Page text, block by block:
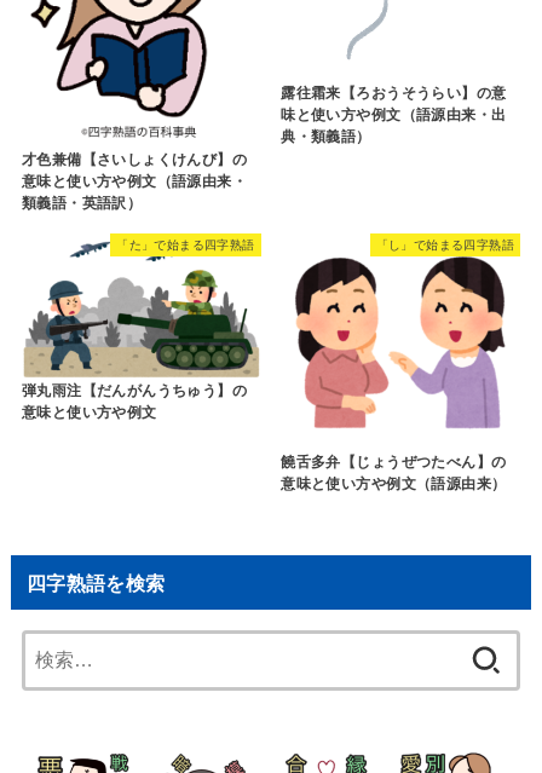
才色兼備【さいしょくけんび】の
意味と使い方や例文（語源由来・
類義語・英語訳）
露往霜来【ろおうそうらい】の意
味と使い方や例文（語源由来・出
典・類義語）
「た」で始まる四字熟語
弾丸雨注【だんがんうちゅう】の
意味と使い方や例文
「し」で始まる四字熟語
饒舌多弁【じょうぜつたべん】の
意味と使い方や例文（語源由来）
四字熟語を検索
索: